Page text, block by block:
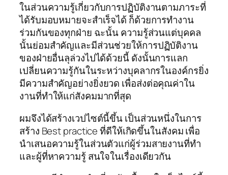
ในส่วนความรู้เกี่ยวกับการปฏิบัติงานตามภาระที่
ได้รับมอบหมายจะสำเร็จได้ ก็ด้วยการทำงาน
ร่วมกันของทุกฝ่าย ฉะนั้น ความรู้ส่วนแต่บุคคล
นั้นย่อมสำคัญและมีส่วนช่วยให้การปฏิบัติงาน
ของฝ่ายอื่นลุล่วงไปได้ด้วยนี้ ดังนั้นการแลก
เปลี่ยนความรู้กันในระหว่างบุคลากรในองค์กรยิ่ง
มีความสำคัญอย่างยิ่งยวด เพื่อส่งต่อคุณค่าใน
งานที่ทำให้แก่สังคมมากที่สุด
ผมจึงได้สร้างเวปไซต์นี้ขึ้น เป็นส่วนหนึ่งในการ
สร้าง Best practice ที่ดีให้เกิดขึ้นในสังคม เพื่อ
นำเสนอความรู้ในส่วนตัวแก่ผู้ร่วมสายงานที่ทำ
และผู้ที่หาความรู้ สนใจในเรื่องเดียวกัน